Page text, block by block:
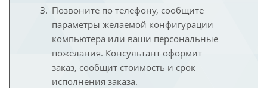
Позвоните по телефону, сообщите
параметры желаемой конфигурации
компьютера или ваши персональные
пожелания. Консультант оформит
заказ, сообщит стоимость и срок
исполнения заказа.